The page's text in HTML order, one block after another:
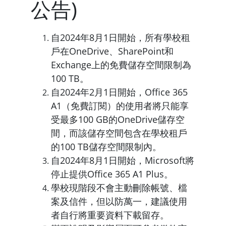
公告)
自2024年8月1日開始，所有學校租
戶在OneDrive、SharePoint和
Exchange上的免費儲存空間限制為
100 TB。
自2024年2月1日開始，Office 365
A1（免費訂閱）的使用者將只能享
受最多100 GB的OneDrive儲存空
間，而該儲存空間包含在學校租戶
的100 TB儲存空間限制內。
自2024年8月1日開始，Microsoft將
停止提供Office 365 A1 Plus。
學校現階段不會主動刪除帳號、檔
案及信件，但以防萬一，建議使用
者自行將重要資料下載留存。